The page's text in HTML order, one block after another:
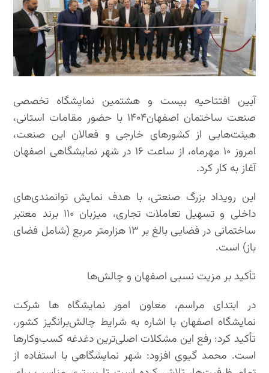
آیین افتتاحیه بیست و هشتمین نمایشگاه تخصصی
صنعت ساختمان اصفهان۱۴۰۴ با حضور مقامات استانی،
هیئت‌هایی از کشورهای خارجی و فعالان این صنعت،
امروز ۱۰ مهرماه، از ساعت ۱۶ در شهر نمایشگاهی اصفهان
آغاز به کار کرد.
این رویداد بزرگ صنعتی، با هدف نمایش توانمندی‌های
داخلی و تسهیل تعاملات تجاری، میزبان ۱۱۰ برند معتبر
ساختمانی در فضایی بالغ بر ۱۳ هزارمتر مربع (شامل فضای
باز) است.
تأکید بر مزیت نسبی اصفهان و چالش‌ها
در ابتدای مراسم، معاون امور نمایشگاه ها شرکت
نمایشگاه اصفهان با اشاره به شرایط چالش‌برانگیز کشور،
تأکید کرد: رفع این مشکلات اصلی‌ترین دغدغه کسب‌وکارها
است. محمد گیوی افزود: شهر نمایشگاهی با استفاده از